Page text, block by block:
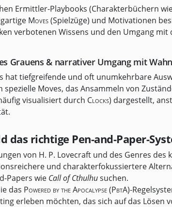
Ermittler-Playbooks (Charakterbüchern
Moves(Spielzüge) und Motivationen
verbotenen Wissens und den Umgang
Grauens & narrativer Umgang mit
tiefgreifende und oft unumkehrbare
Moves, das Ansammeln von
visualisiert durch Clocks) dargestellt,
das richtige Pen-and-Paper-
von H. P. Lovecraft und des Genres
und charakterfokussiertere
Papers wie Call of Cthulhusuchen.
das Powered by the Apocalypse (PbtA)-
erleben möchten, das sich auf das Lösen